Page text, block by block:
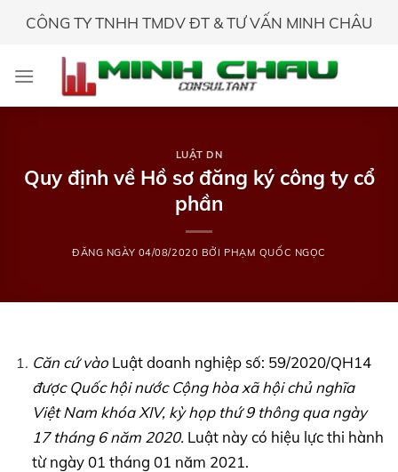
CÔNG TY TNHH TMDV ĐT & TƯ VẤN MINH CHÂU
LUẬT DN
Quy định về Hồ sơ đăng ký công ty cổ
phần
ĐĂNG NGÀY 04/08/2020 BỞI PHẠM QUỐC NGỌC
Căn cứ vào Luật doanh nghiệp số: 59/2020/QH14
được Quốc hội nước Cộng hòa xã hội chủ nghĩa
Việt Nam khóaXIV, kỳ họp thứ 9 thông qua ngày
17 tháng 6 năm 2020.Luật này có hiệu lực thi hành
từ ngày 01 tháng 01 năm 2021.